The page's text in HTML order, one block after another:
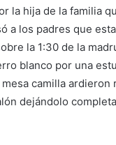
la hija de la familia
a los padres que
la 1:30 de la
blanco por una
camilla ardieron
dejándolo